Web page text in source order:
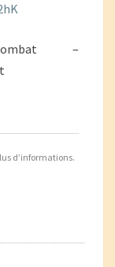
–
d’informations.